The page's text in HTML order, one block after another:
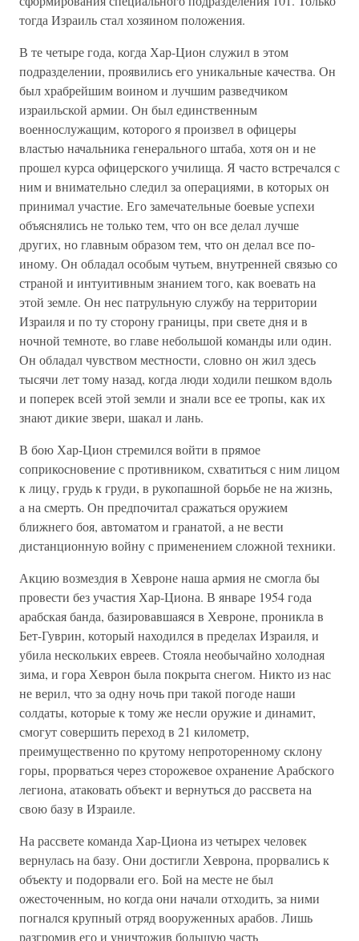
тогда Израиль стал хозяином положения.
В те четыре года, когда Хар-Цион служил в этом
подразделении, проявились его уникальные качества. Он
был храбрейшим воином и лучшим разведчиком
израильской армии. Он был единственным
военнослужащим, которого я произвел в офицеры
властью начальника генерального штаба, хотя он и не
прошел курса офицерского училища. Я часто встречался с
ним и внимательно следил за операциями, в которых он
принимал участие. Его замечательные боевые успехи
объяснялись не только тем, что он все делал лучше
других, но главным образом тем, что он делал все по-
иному. Он обладал особым чутьем, внутренней связью со
страной и интуитивным знанием того, как воевать на
этой земле. Он нес патрульную службу на территории
Израиля и по ту сторону границы, при свете дня и в
ночной темноте, во главе небольшой команды или один.
Он обладал чувством местности, словно он жил здесь
тысячи лет тому назад, когда люди ходили пешком вдоль
и поперек всей этой земли и знали все ее тропы, как их
знают дикие звери, шакал и лань.
В бою Хар-Цион стремился войти в прямое
соприкосновение с противником, схватиться с ним лицом
к лицу, грудь к груди, в рукопашной борьбе не на жизнь,
а на смерть. Он предпочитал сражаться оружием
ближнего боя, автоматом и гранатой, а не вести
дистанционную войну с применением сложной техники.
Акцию возмездия в Хевроне наша армия не смогла бы
провести без участия Хар-Циона. В январе 1954 года
арабская банда, базировавшаяся в Хевроне, проникла в
Бет-Гуврин, который находился в пределах Израиля, и
убила нескольких евреев. Стояла необычайно холодная
зима, и гора Хеврон была покрыта снегом. Никто из нас
не верил, что за одну ночь при такой погоде наши
солдаты, которые к тому же несли оружие и динамит,
смогут совершить переход в 21 километр,
преимущественно по крутому непроторенному склону
горы, прорваться через сторожевое охранение Арабского
легиона, атаковать объект и вернуться до рассвета на
свою базу в Израиле.
На рассвете команда Хар-Циона из четырех человек
вернулась на базу. Они достигли Хеврона, прорвались к
объекту и подорвали его. Бой на месте не был
ожесточенным, но когда они начали отходить, за ними
погнался крупный отряд вооруженных арабов. Лишь
разгромив его и уничтожив большую часть